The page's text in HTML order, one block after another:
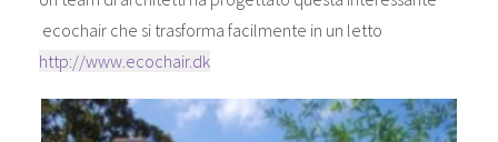
ecochair che si trasforma facilmente in un letto
http://www.ecochair.dk